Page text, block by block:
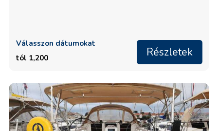
Válasszon dátumokat
tól 1,200
Részletek